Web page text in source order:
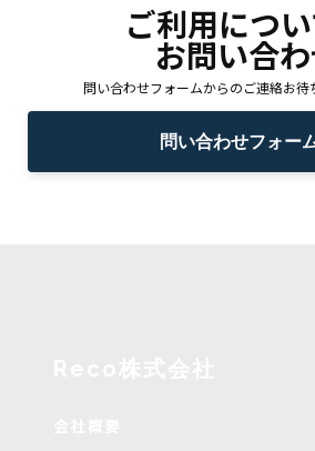
ご利用につ
お問い合
問い合わせフォームからのご連絡お待
問い合わせフォー